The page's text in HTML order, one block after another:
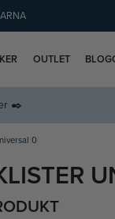
OUTLET
✒️
0